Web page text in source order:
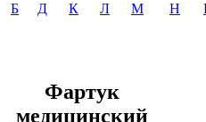
Б Д К Л М Н
Фартук
медицинский